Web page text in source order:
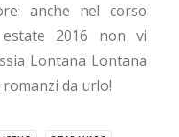
anche nel corso
estate 2016 non vi
Lontana Lontana
da urlo!